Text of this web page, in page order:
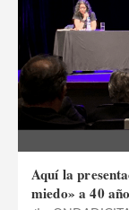
Aquí la
miedo» a 40